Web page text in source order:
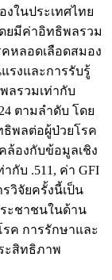
นประเทศไทย
ยมีค่าอิทธิพลรวม
คหลอดเลือดสมอง
รงและการรับรู้
ลรวมเท่ากับ
ตามลำดับ โดย
ธิพลต่อผู้ป่วยโรค
ล้องกับข้อมูลเชิง
ากับ .511, ค่า GFI
รวิจัยครั้งนี้เป็น
ะชาชนในด้าน
รค การรักษาและ
ะสิทธิภาพ